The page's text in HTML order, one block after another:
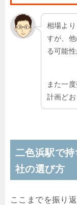
相場よ
すが、
る可能性
また一
計画ど
二色浜駅で
社の選び方
ここまでを振り